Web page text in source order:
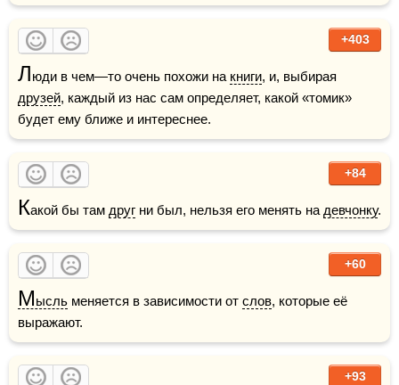
+403
Люди в чем—то очень похожи на книги
друзей, каждый из нас сам определяет, какой «томик»
будет ему ближе и интереснее.
+84
Какой бы там друг ни был, нельзя его менять на девчонку.
+60
Мысль меняется в зависимости от слов, которые её
выражают.
+93